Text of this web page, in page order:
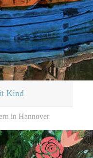
Kind
in Hannover